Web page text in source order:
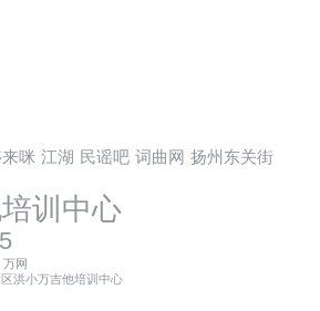
来咪 江湖 民谣吧 词曲网 扬州东关街
训中心
万网
洪小万吉他培训中心